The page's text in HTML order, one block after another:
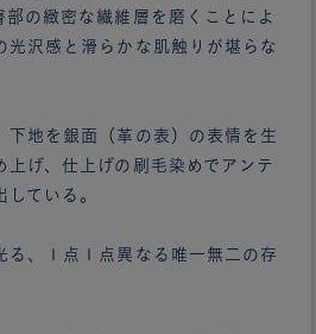
部の緻密な繊維層を磨くことによ
光沢感と滑らかな肌触りが堪らな
下地を銀面（革の表）の表情を生
上げ、仕上げの刷毛染めでアンテ
ている。
る、１点１点異なる唯一無二の存